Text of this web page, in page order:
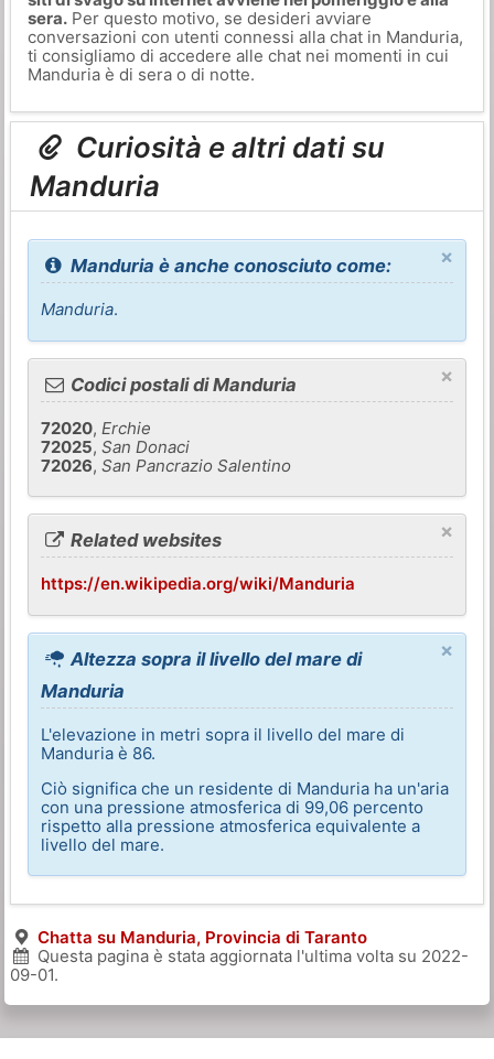
sera.Per questo motivo, se desideri avviare
conversazioni con utenti connessi alla chat in Manduria,
ti consigliamo di accedere alle chat nei momenti in cui
Manduria è di sera o di notte.
Curiosità e altri dati su
Manduria
×
Manduria è anche conosciuto come:
Manduria.
×
Codici postali di Manduria
72020, Erchie
72025,San Donaci
72026,San Pancrazio Salentino
×
Related websites
https://en.wikipedia.org/wiki/Manduria
×
Altezza sopra il livello del mare di
Manduria
L'elevazione in metri sopra il livello del mare di
Manduria è 86.
Ciò significa che un residente di Manduria ha un'aria
con una pressione atmosferica di 99,06 percento
rispetto alla pressione atmosferica equivalente a
livello del mare.
Chatta su Manduria, Provincia di Taranto
Questa pagina è stata aggiornata l'ultima volta su 2022-
09-01.